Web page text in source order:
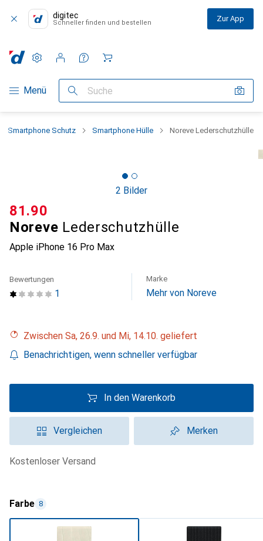
digitec
Schneller finden und bestellen Zur App
Navigation nach Kategorien
Menü Suche
Einstellungen
Kundenkonto
Vergleichslisten
Merklisten
Warenkorb
Smartphone Schutz Smartphone Hülle Noreve Lederschutzhülle
2 Bilder
Noreve Lederschutzhülle
Apple iPhone 16 Pro Max
CHF
81.90
1
Bewertungen Marke
Mehr von Noreve
Zwischen Sa, 26.9. und Mi, 14.10. geliefert
Benachrichtigen, wenn schneller verfügbar
In den Warenkorb
Vergleichen Merken
kostenloser Versand
Farbe 8